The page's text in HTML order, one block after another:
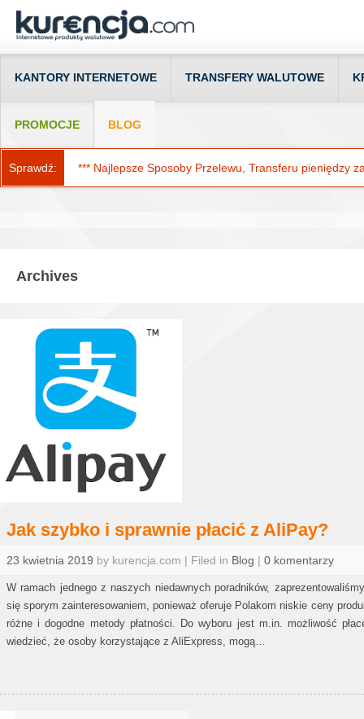
KANTORY INTERNETOWE TRANSFERY WALUTOWE
PROMOCJE BLOG
Sprawdź: *** Najlepsze Sposoby Przelewu, Transferu pieniędzy
Archives
Jak szybko i sprawnie płacić z AliPay?
23 kwietnia 2019 by kurencja.com | Filed in Blog | 0 komentarzy
W ramach jednego z naszych niedawnych poradników,
się sporym zainteresowaniem, ponieważ oferuje Polakom niskie ceny
różne i dogodne metody płatności. Do wyboru jest m.in. możliwość
wiedzieć, że osoby korzystające z AliExpress, mogą…